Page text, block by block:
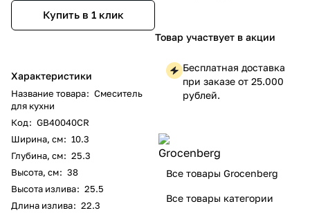
Купить в 1 клик
Характеристики
Название товара: Смеситель
для кухни
Код: GB40040CR
Ширина, см: 10.3
Глубина, см: 25.3
Высота, см: 38
Высота излива: 25.5
Длина излива: 22.3
Товар участвует в акции
Бесплатная доставка
при заказе от 25.000
рублей.
Все товары Grocenberg
Все товары категории